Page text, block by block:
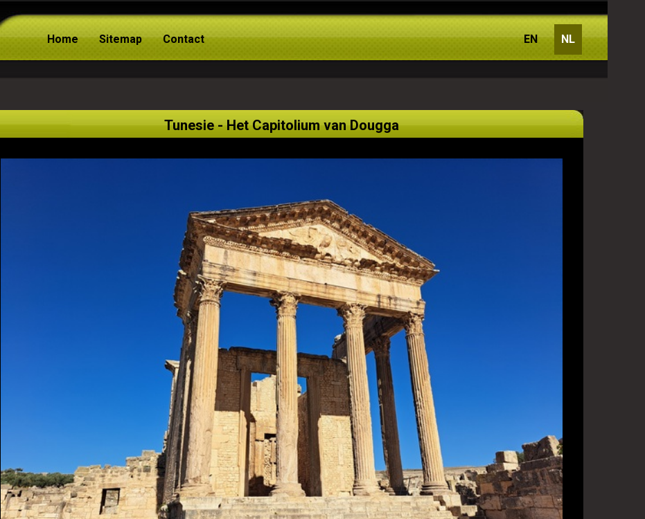
Home Sitemap Contact NL
EN
Tunesie - Het Capitolium van Dougga